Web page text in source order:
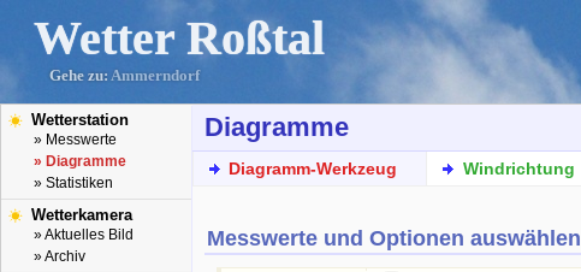
Wetter Roßtal
Gehe zu: Ammerndorf
Wetterstation
» Messwerte
» Diagramme
» Statistiken
Wetterkamera
» Aktuelles Bild
» Archiv
Diagramme
Diagramm-Werkzeug Windrichtung
Messwerte und Optionen auswählen